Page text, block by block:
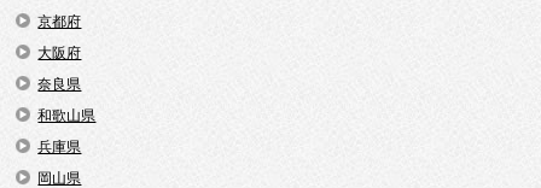
京都府
大阪府
奈良県
和歌山県
兵庫県
岡山県